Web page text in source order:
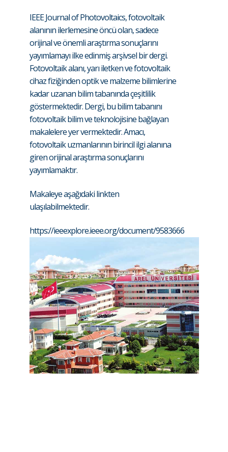
IEEE Journal of Photovoltaics, fotovoltaik
alanının ilerlemesine öncü olan, sadece
orijinal ve önemli araştırma sonuçlarını
yayımlamayı ilke edinmiş arşivsel bir dergi.
Fotovoltaik alanı, yarı iletken ve fotovoltaik
cihaz fiziğinden optik ve malzeme bilimlerine
kadar uzanan bilim tabanında çeşitlilik
göstermektedir. Dergi, bu bilim tabanını
fotovoltaik bilim ve teknolojisine bağlayan
makalelere yer vermektedir. Amacı,
fotovoltaik uzmanlarının birincil ilgi alanına
giren orijinal araştırma sonuçlarını
yayımlamaktır.
Makaleye aşağıdaki linkten
ulaşılabilmektedir.
https://ieeexplore.ieee.org/document/9583666